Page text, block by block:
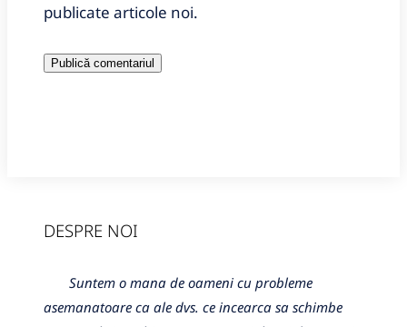
publicate articole noi.
DESPRE NOI
Suntem o mana de oameni cu probleme
asemanatoare ca ale dvs. ce incearca sa schimbe